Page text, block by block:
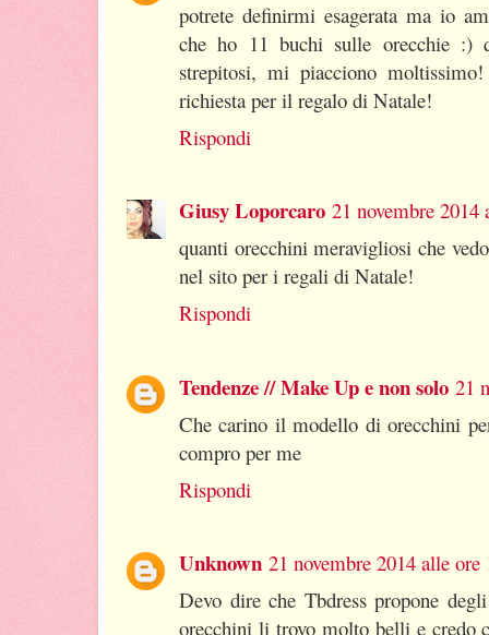
potrete definirmi esagerata ma io
che ho 11 buchi sulle orecchie :)
strepitosi, mi piacciono
richiesta per il regalo di Natale!
Rispondi
Giusy Loporcaro 21 novembre 2014
quanti orecchini meravigliosi che
nel sito per i regali di Natale!
Rispondi
Tendenze // Make Up e non solo 21
Che carino il modello di orecchini
compro per me
Rispondi
Unknown 21 novembre 2014 alle ore
Devo dire che Tbdress propone
orecchini li trovo molto belli e credo